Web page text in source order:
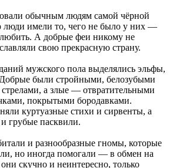
обычным людям самой чёрной
люди имели то, чего не было у них —
А добрые феи никому не
свою прекрасную страну.
мужского пола выделялись эльфы,
были стройными, белозубыми
а злые — отвратительными
покрытыми бородавками.
куртуазные стихи и сирвенты, а
грубые пасквили.
и разнообразные гномы, которые
но иногда помогали — в обмен на
скучно и неинтересно, только